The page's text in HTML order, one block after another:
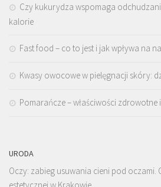
Czy kukurydza wspomaga
kalorie
Fast food – co to jest i jak wpływa na
Kwasy owocowe w pielęgnacji skóry:
Pomarańcze – właściwości
URODA
Oczy: zabieg usuwania cieni pod oczami.
estetycznej w Krakowie